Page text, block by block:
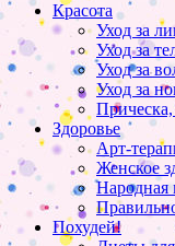
Красота
Уход за
Уход за
Уход за
Уход за
Здоровье
Арт-
Женское
Народная
Похудей!